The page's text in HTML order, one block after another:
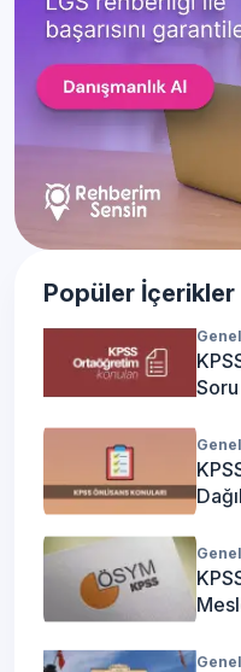
Popüler İçerikler
Genel
Soru
Genel
Genel
Genel